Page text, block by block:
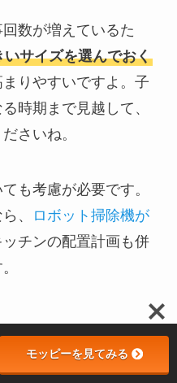
数が増えているた
サイズを選んでおく
りやすいですよ。子
時期まで見越して、
さいね。
も考慮が必要です。
、
ロボット掃除機が
ッチンの配置計画も併
モッピーを見てみる